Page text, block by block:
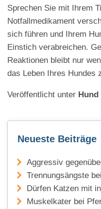
Sprechen Sie mit Ihrem
Notfallmedikament
sich führen und Ihrem
Einstich verabreichen.
Reaktionen bleibt nur
das Leben Ihres Hundes
Veröffentlicht unter Hund
Neueste Beiträge
Aggressiv
Trennungsängste
Dürfen Katzen mit
Muskelkater bei